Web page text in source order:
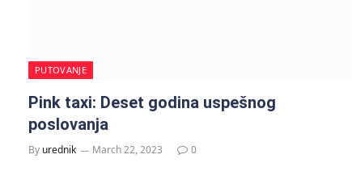
PUTOVANJE
Pink taxi: Deset godina uspešnog
poslovanja
By urednik March 22, 2023 0